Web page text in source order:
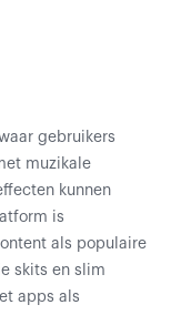
gebruikers
muzikale
kunnen
is
als populaire
skits en slim
apps als